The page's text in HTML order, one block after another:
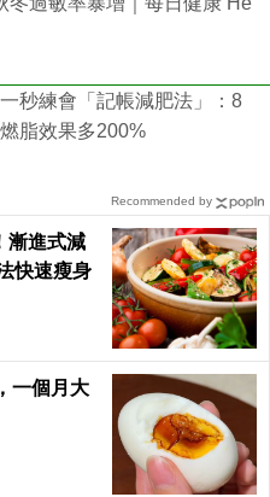
秒練會「記帳減肥法」：8
脂效果多200%
漸進式減
快速瘦身
一個月大
Recommended by